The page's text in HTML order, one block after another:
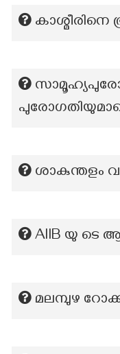
കാശ്മീരിനെ
ശാകുന്തളം
AllB യു ടെ
മലമ്പുഴ